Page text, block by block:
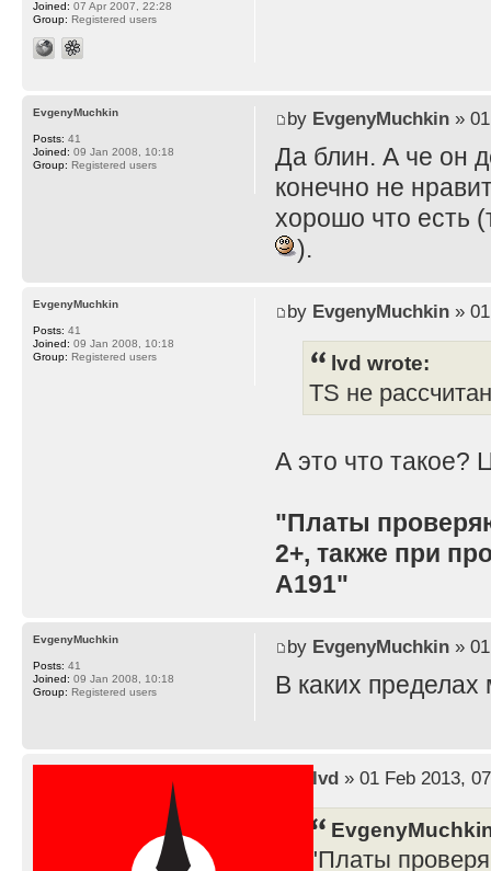
Joined: 07 Apr 2007, 22:28
Group: Registered users
by EvgenyMuchkin» 01
Да блин. А че он
конечно не
хорошо что есть
).
EvgenyMuchkin
Posts: 41
Joined: 09 Jan 2008, 10:18
Group: Registered users
by EvgenyMuchkin» 01
lvd wrote:
TS не
А это что такое?
"Платы
2+, также при
A191"
EvgenyMuchkin
Posts: 41
Joined: 09 Jan 2008, 10:18
Group: Registered users
by EvgenyMuchkin» 01
В каких
EvgenyMuchkin
Posts: 41
Joined: 09 Jan 2008, 10:18
Group: Registered users
lvd» 01 Feb 2013,
"Платы